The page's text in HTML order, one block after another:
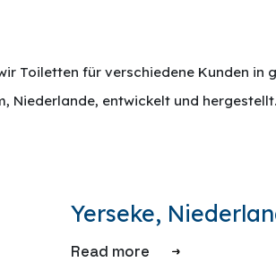
Toiletten für verschiedene Kunden in
Niederlande, entwickelt und
Yerseke,
Read more